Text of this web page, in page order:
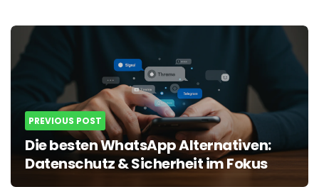
Post
navigation
PREVIOUS POST
Die besten WhatsApp Alternativen:
Datenschutz & Sicherheit im Fokus